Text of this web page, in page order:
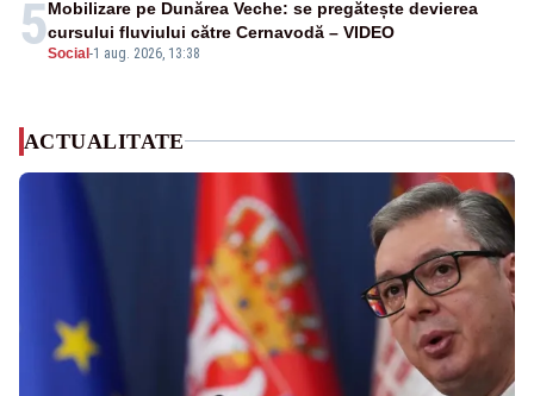
5Social-1 aug. 2026, 13:38
Mobilizare pe Dunărea Veche: se pregătește devierea
cursului fluviului către Cernavodă – VIDEO
ACTUALITATE